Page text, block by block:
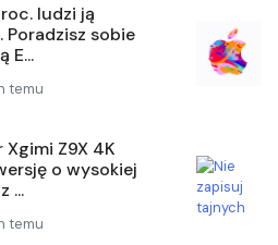
ludzi ją
Poradzisz sobie
E...
temu
Xgimi Z9X 4K
o wysokiej
...
temu